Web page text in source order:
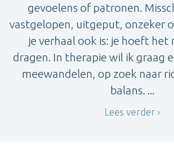
gevoelens of patronen.
vastgelopen, uitgeput, onzeker
je verhaal ook is: je hoeft het
dragen. In therapie wil ik graag
meewandelen, op zoek naar
balans. ...
Lees verder